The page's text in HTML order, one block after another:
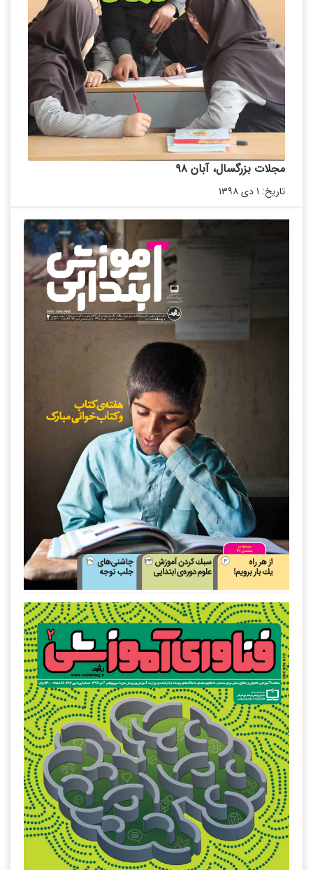
مجلات بزرگسال، آبان ۹۸
تاریخ: ۱ دی ۱۳۹۸